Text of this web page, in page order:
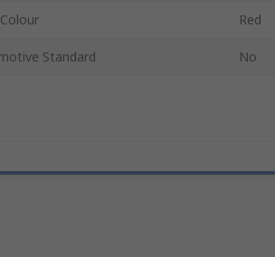
Red
Standard No